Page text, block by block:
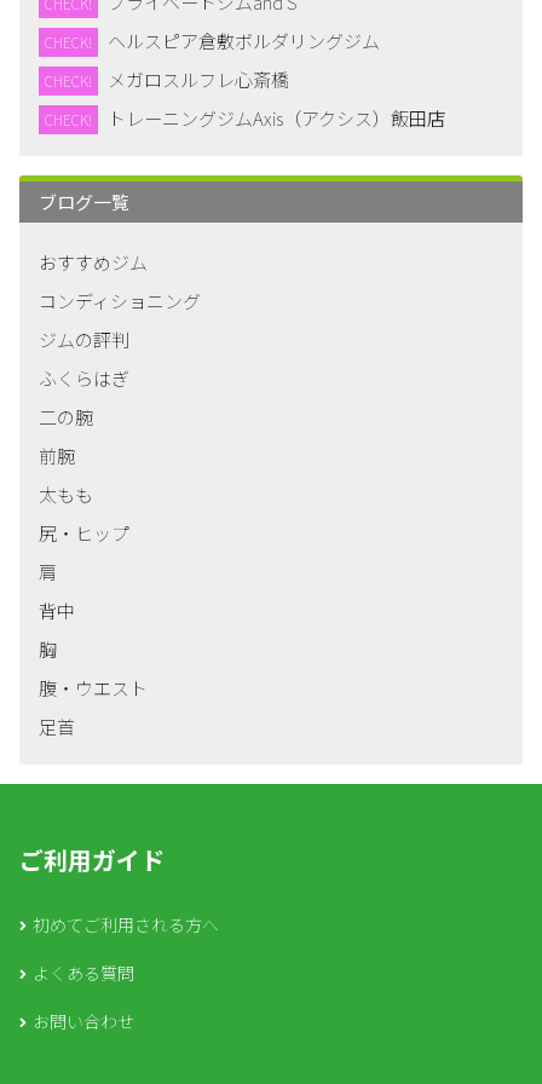
CHECK! ヘルスピア倉敷ボルダリングジム
CHECK! メガロスルフレ心斎橋
CHECK! トレーニングジムAxis（アクシス）飯田店
ブログ一覧
おすすめジム
コンディショニング
ジムの評判
ふくらはぎ
二の腕
前腕
太もも
尻・ヒップ
肩
背中
胸
腹・ウエスト
足首
ご利用ガイド
初めてご利用される方へ
よくある質問
お問い合わせ